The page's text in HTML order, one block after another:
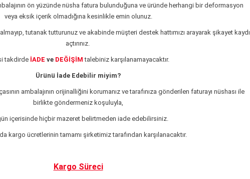
ön yüzünde nüsha fatura bulunduğuna ve üründe herhangi bir deformasyon
veya eksik içerik olmadığına kesinlikle emin olunuz.
tutanak tutturunuz ve akabinde müşteri destek hattımızı arayarak şikayet kaydı
açtırınız.
takdirde İADE ve DEĞİŞİM talebiniz karşılanamayacaktır.
Ürünü İade Edebilir miyim?
ambalajının orijinalliğini korumanız ve tarafınıza gönderilen faturayı nüshası ile
birlikte göndermeniz koşuluyla,
içerisinde hiçbir mazeret belirtmeden iade edebilirsiniz.
kargo ücretlerinin tamamı şirketimiz tarafından karşılanacaktır.
Kargo Süreci